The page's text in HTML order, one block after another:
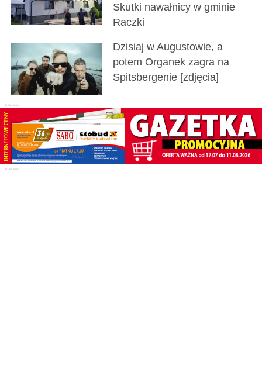
Skutki nawałnicy w gminie
Raczki
Dzisiaj w Augustowie, a
potem Organek zagra na
Spitsbergenie [zdjęcia]